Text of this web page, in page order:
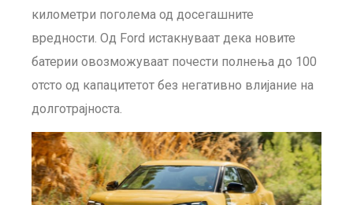
километри поголема од досегашните
вредности. Од Ford истакнуваат дека новите
батерии овозможуваат почести полнења до 100
отсто од капацитетот без негативно влијание на
долготрајноста.